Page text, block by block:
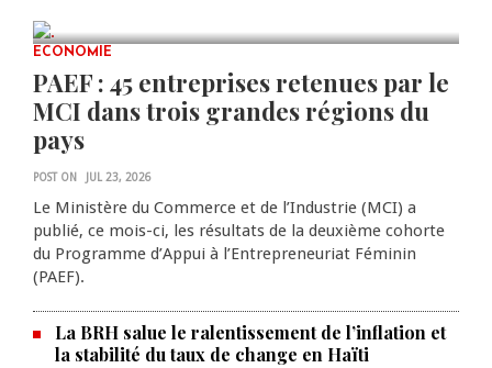
0 COMMENTS
ECONOMIE
PAEF : 45 entreprises retenues par le
MCI dans trois grandes régions du
pays
POST ON JUL 23, 2026
Le Ministère du Commerce et de l’Industrie (MCI) a
publié, ce mois-ci, les résultats de la deuxième cohorte
du Programme d’Appui à l’Entrepreneuriat Féminin
(PAEF).
La BRH salue le ralentissement de l’inflation et
la stabilité du taux de change en Haïti